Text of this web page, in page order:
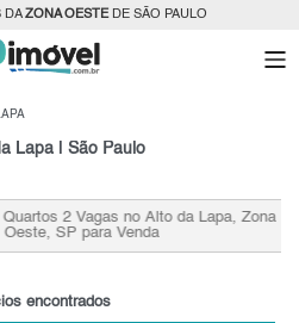
DAZONA OESTEDE SÃO PAULO
Lapa | São Paulo
2 Vagas no Alto da Lapa, Zona
SP para Venda
encontrados